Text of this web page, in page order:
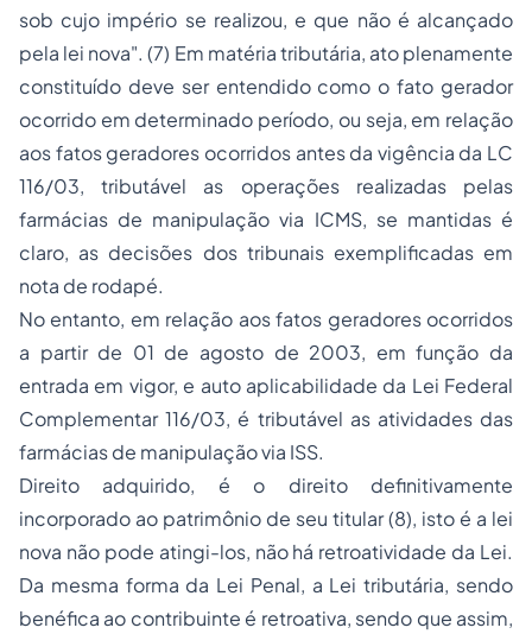
sob cujo império se realizou, e que não é alcançado
pela lei nova".(7) Em matéria tributária, ato plenamente
constituído deve ser entendido como o fato gerador
ocorrido em determinado período, ou seja, em relação
aos fatos geradores ocorridos antes da vigência da LC
116/03, tributável as operações realizadas pelas
farmácias de manipulação via ICMS, se mantidas é
claro, as decisões dos tribunais exemplificadas em
nota de rodapé.
No entanto, em relação aos fatos geradores ocorridos
a partir de 01 de agosto de 2003, em função da
entrada em vigor, e auto aplicabilidade da Lei Federal
Complementar 116/03, é tributável as atividades das
farmácias de manipulação via ISS.
Direito adquirido, é o direito definitivamente
incorporado ao patrimônio de seu titular (8), isto é a lei
nova não pode atingi-los, não há retroatividade da Lei.
Da mesma forma da Lei Penal, a Lei tributária, sendo
benéfica ao contribuinte é retroativa, sendo que assim,